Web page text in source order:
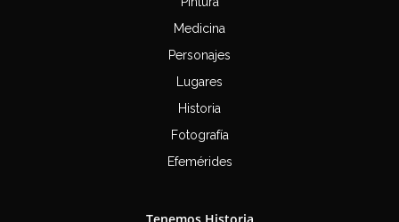
Medicina
Personajes
Lugares
Historia
Fotografía
Efemérides